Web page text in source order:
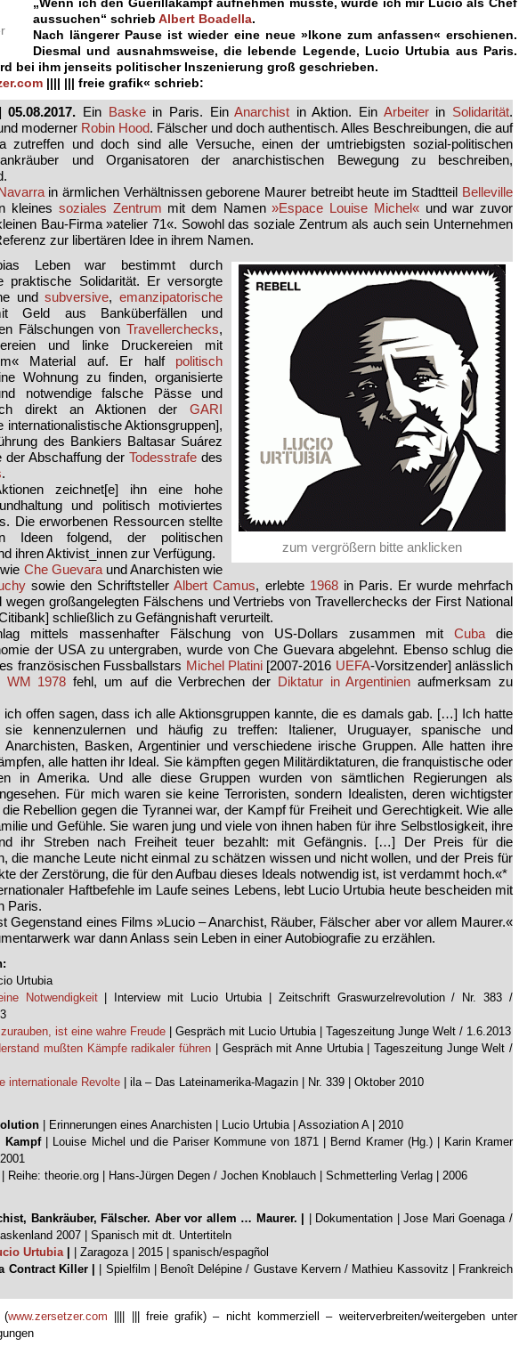
aussuchen“ schrieb Albert Boadella.
Nach längerer Pause ist wieder eine neue »Ikone zum anfassen« erschienen.
Diesmal und ausnahmsweise, die lebende Legende, Lucio Urtubia aus Paris.
bei ihm jenseits politischer Inszenierung groß geschrieben.
|||| ||| freie grafik« schrieb:
Ein Baskein Paris. EinAnarchist in Aktion. Ein Ar­beiterin Solidarität.
moderner Robin Hood. Fälscher und doch authentisch. Alles Beschreibungen, die auf
zutreffen und doch sind alle Versuche, einen der umtriebigsten sozial-politischen
und Organisatoren der anarchistischen Bewegung zu beschreiben,
in ärmlichen Verhältnissen geborene Maurer betreibt heute im Stadtteil Belleville
kleines soziales Zentrum mit dem Namen»Espace Louise Michel«und war zuvor
Bau-Firma »atelier 71«. Sowohl das soziale Zentrum als auch sein Unternehmen
zur libertären Idee in ihrem Namen.
zum vergrößern bitte anklicken
Leben war bestimmt durch
praktische Solidarität. Er versorgte
undsubversive,emanzipatorische
Geld aus Banküberfällen und
Fälschungen von Travellerchecks,
und linke Druckereien mit
Material auf. Er half politisch
Wohnung zu finden, organisierte
notwendige falsche Pässe und
direkt an Aktionen der GARI
inter­nationalistische Aktionsgruppen],
des Bankiers Baltasar Suárez
Abschaffung der Todesstrafe des
.
zeichnet[e] ihn eine hohe
und politisch motiviertes
Die erworbenen Ressourcen stellte
Ideen folgend, der politischen
ihren Aktivist_innen zur Verfügung.
Che Guevaraund Anarchisten wie
sowie den SchriftstellerAlbert Camus, erlebte 1968in Paris. Er wurde mehrfach
wegen großangelegten Fälschens und Vertriebs von Travellerchecks der First National
schließlich zu Gefängnishaft verurteilt.
mittels massenhafter Fälschung von US-Dollars zusammen mit Cubadie
der USA zu untergraben, wurde von Che Guevara abgelehnt. Ebenso schlug die
französischen Fussballstars Michel Platini[2007-2016 UEFA-Vorsitzender] anlässlich
WM 1978 fehl, um auf die Verbrechen der Diktatur in Argentinien aufmerksam zu
ich offen sagen, dass ich alle Aktionsgruppen kannte, die es damals gab. […] Ich hatte
kennenzulernen und häufig zu treffen: Italiener, Uruguayer, spanische und
Anarchisten, Basken, Argentinier und verschiedene irische Gruppen. Alle hatten ihre
alle hatten ihr Ideal. Sie kämpften gegen Militärdiktaturen, die franquistische oder
in Amerika. Und alle diese Gruppen wurden von sämtlichen Regierungen als
Für mich waren sie keine Terroristen, sondern Idealisten, deren wichtigster
Rebellion gegen die Tyrannei war, der Kampf für Freiheit und Gerechtigkeit. Wie alle
und Gefühle. Sie waren jung und viele von ihnen haben für ihre Selbstlosigkeit, ihre
ihr Streben nach Freiheit teuer bezahlt: mit Gefängnis. […] Der Preis für die
die manche Leute nicht einmal zu schätzen wissen und nicht wollen, und der Preis für
der Zer­störung, die für den Aufbau dieses Ideals notwendig ist, ist verdammt hoch.«*
Haftbefehle im Laufe seines Lebens, lebt Lucio Urtubia heute bescheiden mit
Paris.
Gegenstand eines Films »Lucio – Anarchist, Räuber, Fälscher aber vor allem Maurer.«
war dann Anlass sein Leben in einer Autobiografie zu erzählen.
Urtubia
Notwendigkeit| Interview mit Lucio Urtubia | Zeitschrift Graswurzelrevolution / Nr. 383 /
ist eine wahre Freude | Gespräch mit Lucio Urtubia | Tageszeitung Junge Welt / 1.6.2013
mußten Kämpfe radikaler führen | Gespräch mit Anne Urtubia | Tageszeitung Junge Welt /
internationale Revolte | ila – Das Lateinamerika-Magazin | Nr. 339 | Oktober 2010
| Erinnerungen eines Anarchisten | Lucio Urtubia | Assoziation A | 2010
Kampf| Louise Michel und die Pariser Kommune von 1871 | Bernd Kramer (Hg.) | Karin Kramer
| Reihe: theorie.org | Hans-Jürgen Degen / Jochen Knoblauch | Schmetterling Verlag | 2006
Bankräuber, Fälscher. Aber vor allem … Maurer. |
| Dokumentation | Jose Mari Goenaga /
2007 | Spanisch mit dt. Untertiteln
Urtubia
| Zaragoza | 2015 | spanisch/espagñol
Contract Killer |
| Spielfilm | Benoît Delépine / Gustave Kervern / Mathieu Kassovitz | Frankreich
(www.zersetzer.com |||| ||| freie grafik) – nicht kommerziell – weiterverbreiten/weitergeben unter